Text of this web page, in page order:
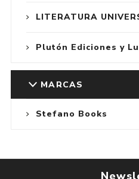
LITERATURA
Plutón Ediciones y
MARCAS
Stefano Books